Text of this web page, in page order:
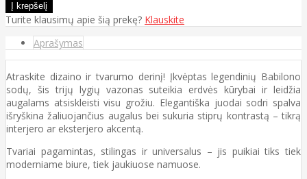
Turite klausimų apie šią prekę? Klauskite
Aprašymas
Atraskite dizaino ir tvarumo derinį! Įkvėptas legendinių Babilono
sodų, šis trijų lygių vazonas suteikia erdvės kūrybai ir leidžia
augalams atsiskleisti visu grožiu. Elegantiška juodai sodri spalva
išryškina žaliuojančius augalus bei sukuria stiprų kontrastą – tikrą
interjero ar eksterjero akcentą.
Tvariai pagamintas, stilingas ir universalus – jis puikiai tiks tiek
moderniame biure, tiek jaukiuose namuose.